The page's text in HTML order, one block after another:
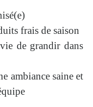
frais de saison
de grandir dans
ambiance saine et